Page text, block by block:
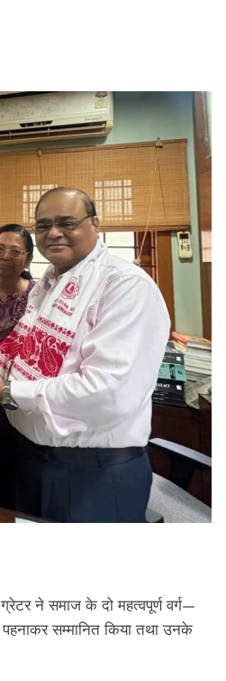
ने समाज के दो महत्वपूर्ण वर्ग—
सम्मानित किया तथा उनके
सेना राष्ट्रवादी महिला मोर्चा ने
के लिए बढ़ाया सहयोग का हाथ,
क्लब को सौंपी राहत सामग्री
2026